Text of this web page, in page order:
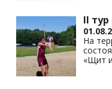
II
На
«Щит